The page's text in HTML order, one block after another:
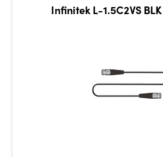
Infinitek L-1.5C2VS